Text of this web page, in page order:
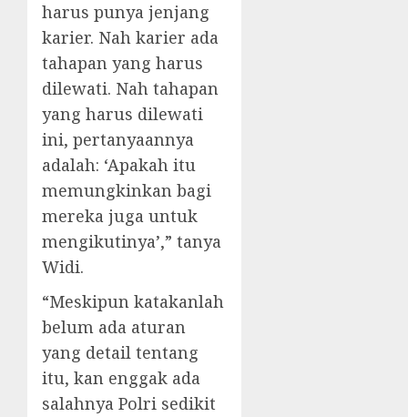
harus punya jenjang
karier. Nah karier ada
tahapan yang harus
dilewati. Nah tahapan
yang harus dilewati
ini, pertanyaannya
adalah: ‘Apakah itu
memungkinkan bagi
mereka juga untuk
mengikutinya’,” tanya
Widi.
“Meskipun katakanlah
belum ada aturan
yang detail tentang
itu, kan enggak ada
salahnya Polri sedikit